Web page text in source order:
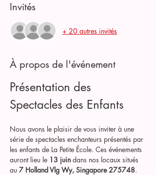
Invités
+ 20 autres invités
À propos de l'événement
Présentation des
Spectacles des Enfants
Nous avons le plaisir de vous inviter à une
série de spectacles enchanteurs présentés par
les enfants de La Petite École. Ces événements
auront lieu le 13 juin dans nos locaux situés
au 7 Holland Vlg Wy, Singapore 275748.